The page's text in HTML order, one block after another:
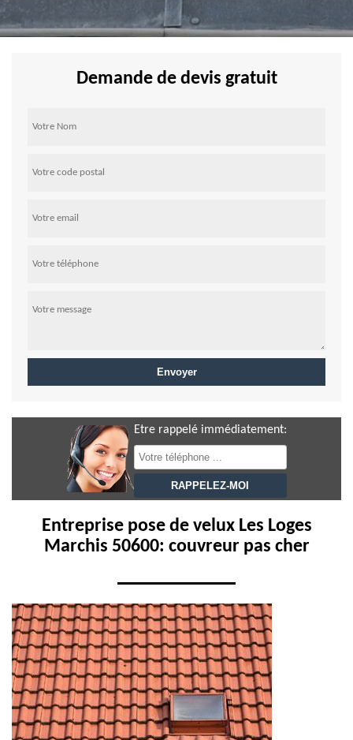
Demande de devis gratuit
Etre rappelé immédiatement:
Entreprise pose de velux Les Loges
Marchis 50600: couvreur pas cher